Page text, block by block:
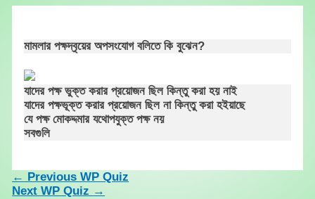
content
মামলার পক্ষদ্বৃয়ের অপসংযোগ বলিতে কি বুঝেন?
যাদের পক্ষ ভুক্ত করার প্রয়োজন ছিল কিন্তু করা হয় নাই
যাদের পক্ষভূক্ত করার প্রয়োজন ছিল না কিন্তু করা হইয়াছে
যে পক্ষ মোকদ্দমার যথোপযুক্ত পক্ষ নয়
সবগুলি
← Previous WP Quiz
Next WP Quiz →